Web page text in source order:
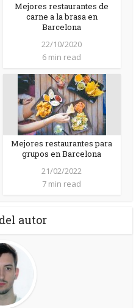
Mejores restaurantes de
carne a la brasa en
Barcelona
22/10/2020
6 min read
Mejores restaurantes para
grupos en Barcelona
21/02/2022
7 min read
autor